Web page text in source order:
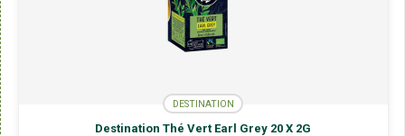
DESTINATION
Destination Thé Vert Earl Grey 20 X 2G